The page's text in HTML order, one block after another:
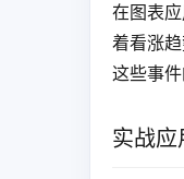
在图表
着看涨
这些事
实战